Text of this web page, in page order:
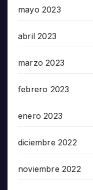
mayo 2023
abril 2023
marzo 2023
febrero 2023
enero 2023
diciembre 2022
noviembre 2022